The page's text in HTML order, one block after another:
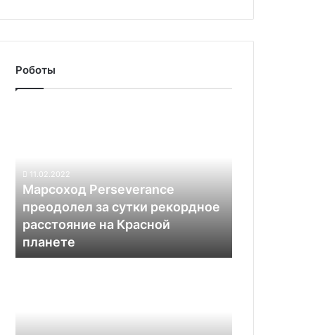
Роботы
рекордное
расстояние
на
Красной
планете
11.02.2022
Марсоход Perseverance
преодолел за сутки рекордное
расстояние на Красной
планете